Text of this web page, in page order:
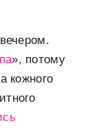
», потому
кожного